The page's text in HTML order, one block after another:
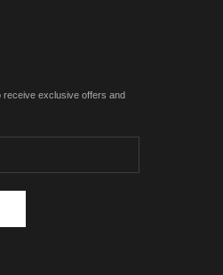
receive exclusive offers and